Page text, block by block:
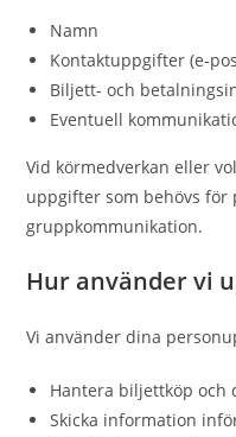
Namn
Kontaktuppgifter (e-
Biljett- och
Eventuell
Vid körmedverkan eller
uppgifter som behövs för
gruppkommunikation.
Hur använder vi
Vi använder dina
Hantera biljettköp och
Skicka information